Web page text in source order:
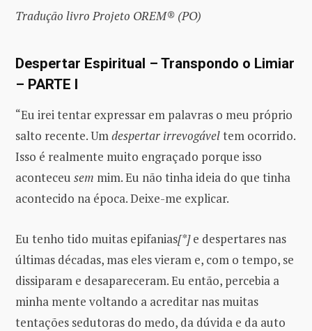
Tradução livro Projeto OREM® (PO)
Despertar Espiritual – Transpondo o Limiar
– PARTE I
“Eu irei tentar expressar em palavras o meu próprio
salto recente. Umdespertar irrevogáveltem ocorrido.
Isso é realmente muito engraçado porque isso
aconteceu sem mim. Eu não tinha ideia do que tinha
acontecido na época. Deixe-me explicar.
Eu tenho tido muitas epifanias[*]e despertares nas
últimas décadas, mas eles vieram e, com o tempo, se
dissiparam e desapareceram. Eu então, percebia a
minha mente voltando a acreditar nas muitas
tentações sedutoras do medo, da dúvida e da auto